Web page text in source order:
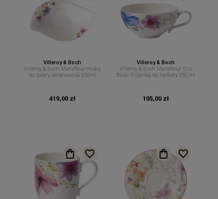
Villeroy & Boch
Villeroy & Boch Mariefleur miska
do sałaty serwowania 600ml
419,00 zł
Villeroy & Boch
Villeroy & Boch Mariefleur Gris
Basic filiżanka do herbaty 230 ml
105,00 zł